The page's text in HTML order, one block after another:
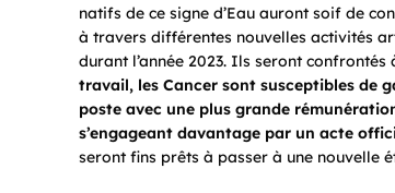
natifs de ce signe d’Eau auront soif de
à travers différentes nouvelles activités
durant l’année 2023. Ils seront
travail, les Cancer sont susceptibles de
poste avec une plus grande
s’engageant davantage par un acte
seront fins prêts à passer à une nouvelle